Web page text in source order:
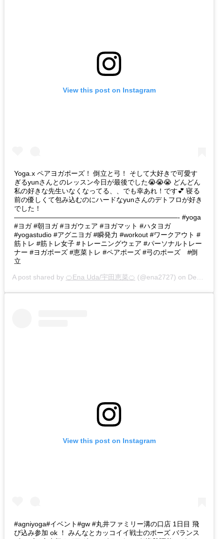
View this post on Instagram
Yoga.x ペアヨガポーズ！ 倒立と弓！ そして大好きで可愛す
ぎるyunさんとのレッスン今日が最後でした😭😭😭 どんどん
私の好きな先生いなくなってる、、でも幸あれ！です💕 寝る
前の優しくて包み込むのにハードなyunさんのデトフロが好き
でした！
————————————————————————- #yoga
#ヨガ #朝ヨガ #ヨガウェア #ヨガマット #ハタヨガ
#yogastudio #アグニヨガ #瞬発力 #workout #ワークアウト #
筋トレ #筋トレ女子 #トレーニングウェア #パーソナルトレー
ナー #ヨガポーズ #恵菜トレ #ペアポーズ #弓のポーズ #倒
立
A post shared by 🍊Ena Uda/宇田恵菜🍊 (@ena2727) on Dec 11, 2019 at 5:44am PST
View this post on Instagram
#agniyoga#イベント#gw #丸井ファミリー溝の口店 1日目 飛
び込み参加 ok ！ みんなとカッコイイ戦士のポーズ バランス